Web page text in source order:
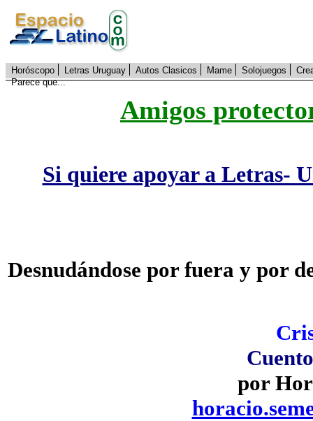
Horóscopo Letras Uruguay Autos Clasicos Mame Solojuegos
Parece que...
Amigos
Si quiere apoyar a Letras-
Desnudándose por fuera y por
por